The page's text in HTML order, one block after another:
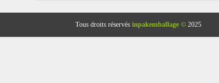
Tous droits réservésinpakemballage © 2025